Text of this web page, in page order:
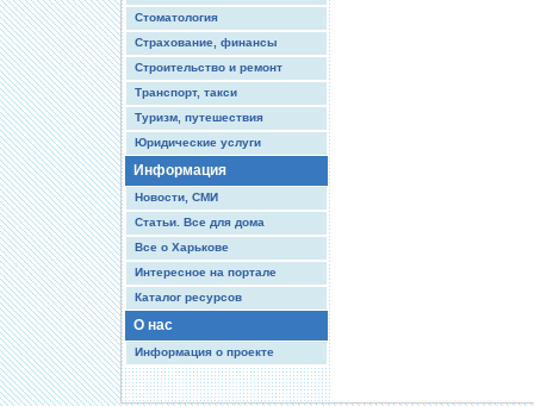
Стоматология
Страхование, финансы
Строительство и ремонт
Транспорт, такси
Туризм, путешествия
Юридические услуги
Информация
Новости, СМИ
Статьи. Все для дома
Все о Харькове
Интересное на портале
Каталог ресурсов
О нас
Информация о проекте